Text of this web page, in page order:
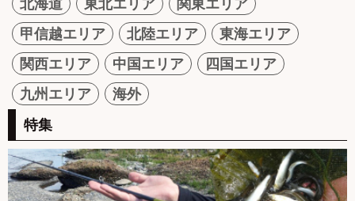
甲信越エリア
北陸エリア
東海エリア
関西エリア
中国エリア
四国エリア
九州エリア
海外
特集